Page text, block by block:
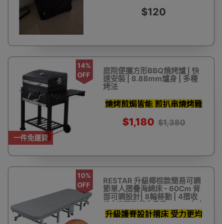
$120
一件免運費
14%
OFF
庭院便攜方形BBQ燒烤爐 | 快
速安裝 | 8.88mm爐身 | 多種
烤法
燒烤煎焗皆能 煎扒串燒烤雞
$1,180 $1,380
10%
OFF
RESTAR 升級椰棕款簡易可調
節單人摺疊海綿床 - 60Cm 背
部可調設計| 8輪移動 | 4摺收
納 | 高彈海棉 | 承重150kg左右
升級護脊設計摺床 受力更均